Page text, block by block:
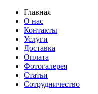
Главная
О нас
Контакты
Услуги
Доставка
Оплата
Фотогалерея
Статьи
Сотрудничество